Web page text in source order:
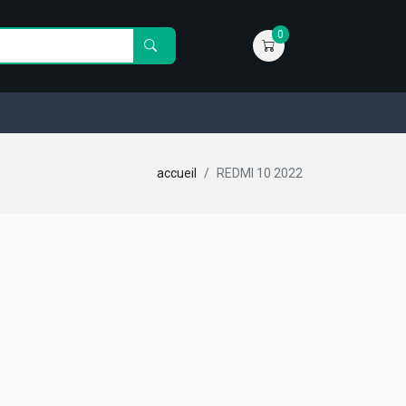
0
accueil REDMI 10 2022